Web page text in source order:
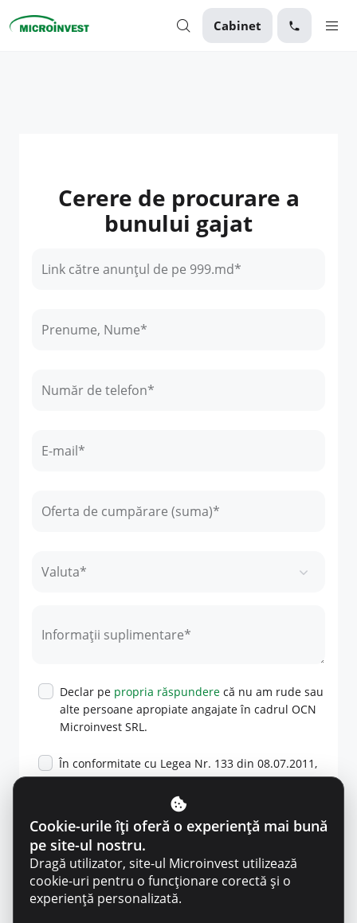
Cabinet
Cerere de procurare a
bunului gajat
Link către anunțul de pe 999.md*
Prenume, Nume*
Număr de telefon*
E-mail*
Oferta de cumpărare (suma)*
Valuta*
Informații suplimentare*
Declar pe propria răspunderecă nu am rude sau
alte persoane apropiate angajate în cadrul OCN
Microinvest SRL.
În conformitate cu Legea Nr. 133 din 08.07.2011,
îmi exprim consimțământul privind colectarea și
prelucrarea datelor mele cu caracter personal în
scopul participării la procesele aferente vânzării
– cumpărării bunurilor gajate organizate de către
OCN Microinvest SRL, cât și confirm că am făcut
cunoștință cupolitica de confidențialitatea
companiei.
Cookie-urile îți oferă o experiență mai bună
pe site-ul nostru.
Dragă utilizator, site-ul Microinvest utilizează
cookie-uri pentru o funcționare corectă și o
experiență personalizată.